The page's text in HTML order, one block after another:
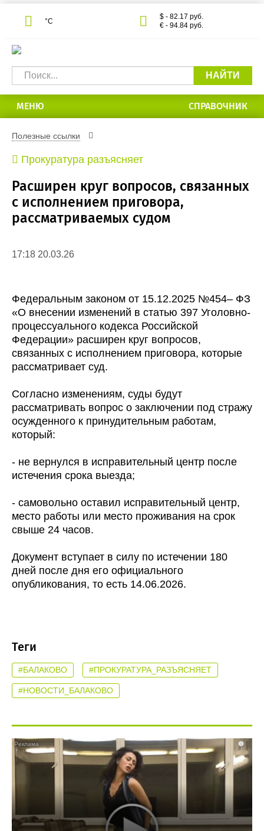
°С
$ - 82.17 руб.
€ - 94.84 руб.
НАЙТИ
МЕНЮ СПРАВОЧНИК
Полезные ссылки
Прокуратура разъясняет
Расширен круг вопросов, связанных
с исполнением приговора,
рассматриваемых судом
17:18 20.03.26
Федеральным законом от 15.12.2025 №454– ФЗ
«О внесении изменений в статью 397 Уголовно-
процессуального кодекса Российской
Федерации» расширен круг вопросов,
связанных с исполнением приговора, которые
рассматривает суд.
Согласно изменениям, суды будут
рассматривать вопрос о заключении под стражу
осужденного к принудительным работам,
который:
- не вернулся в исправительный центр после
истечения срока выезда;
- самовольно оставил исправительный центр,
место работы или место проживания на срок
свыше 24 часов.
Документ вступает в силу по истечении 180
дней после дня его официального
опубликования, то есть 14.06.2026.
Теги
#БАЛАКОВО #ПРОКУРАТУРА_РАЗЪЯСНЯЕТ
#НОВОСТИ_БАЛАКОВО
i